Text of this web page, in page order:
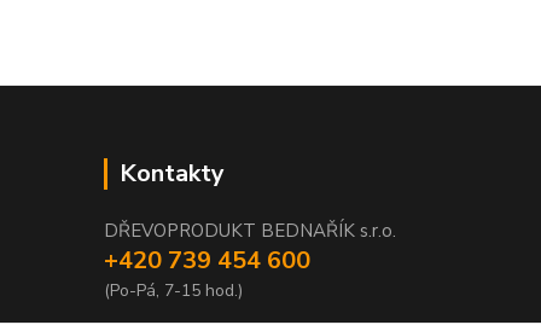
Kontakty
DŘEVOPRODUKT BEDNAŘÍK s.r.o.
+420 739 454 600
(Po-Pá, 7-15 hod.)